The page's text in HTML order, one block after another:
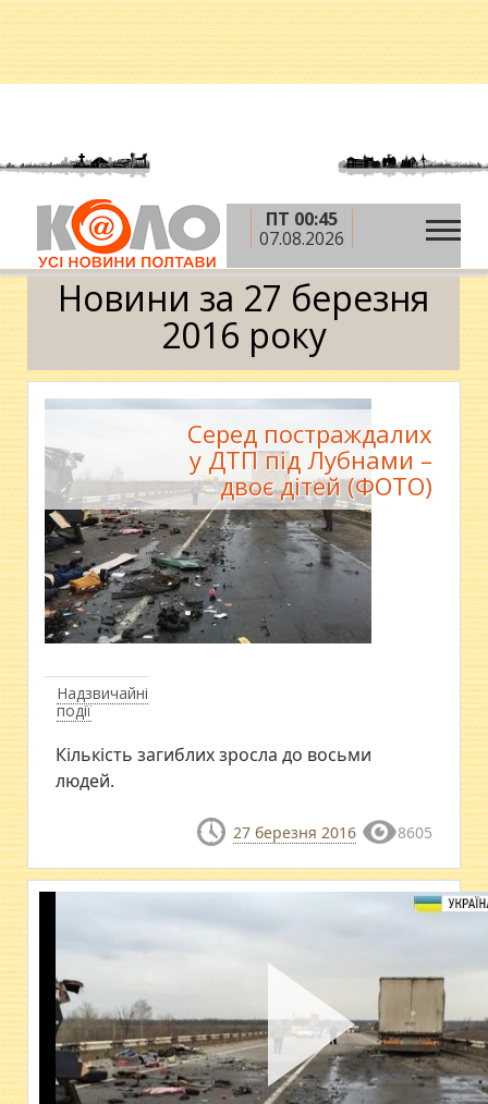
ПТ 00:45
07.08.2026
Головна » 2016 рік » березень »
Календар
Новини за 27 березня
2016 року
Надзвичайні
події
Серед постраждалих
у ДТП під Лубнами –
двоє дітей (ФОТО)
Кількість загиблих зросла до восьми
людей.
27 березня 2016 8605